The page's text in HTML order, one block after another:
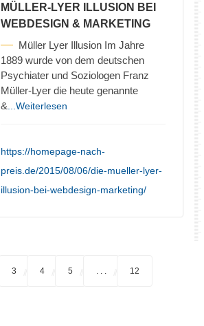
MÜLLER-LYER ILLUSION BEI
WEBDESIGN & MARKETING
Müller Lyer Illusion Im Jahre
1889 wurde von dem deutschen
Psychiater und Soziologen Franz
Müller-Lyer die heute genannte
& ...Weiterlesen
https://homepage-nach-
preis.de/2015/08/06/die-mueller-lyer-
illusion-bei-webdesign-marketing/
3 4 5 12